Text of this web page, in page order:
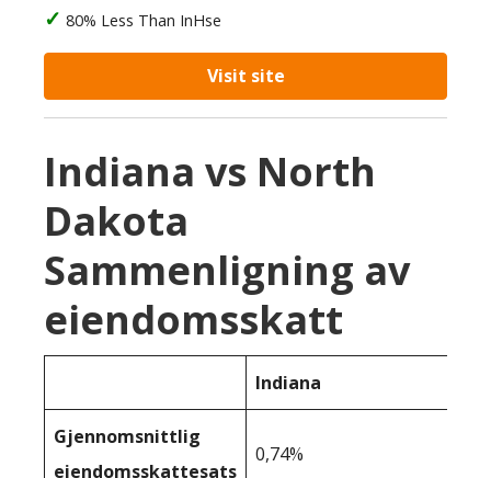
80% Less Than InHse
Visit site
Indiana vs North
Dakota
Sammenligning av
eiendomsskatt
Indiana
Gjennomsnittlig
eiendomsskattesats
0,74%